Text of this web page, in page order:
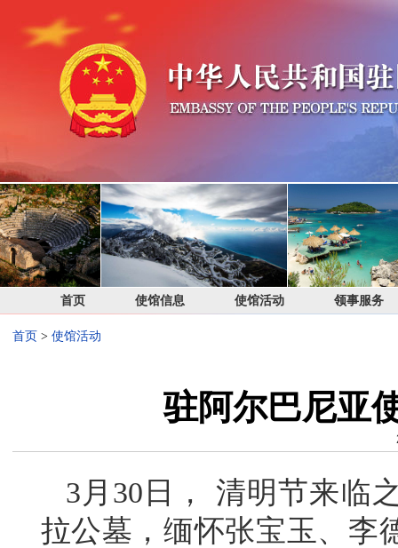
首页 使馆信息 使馆活动 领事服务
首页 > 使馆活动
驻阿尔巴尼亚
3月30日， 清明节来临
拉公墓，缅怀张宝玉、李